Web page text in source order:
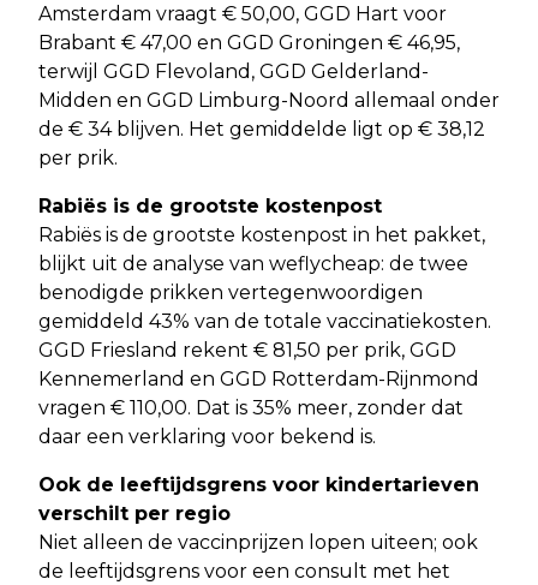
Amsterdam vraagt € 50,00, GGD Hart voor
Brabant € 47,00 en GGD Groningen € 46,95,
terwijl GGD Flevoland, GGD Gelderland-
Midden en GGD Limburg-Noord allemaal onder
de € 34 blijven. Het gemiddelde ligt op € 38,12
per prik.
Rabiës is de grootste kostenpost
Rabiës is de grootste kostenpost in het pakket,
blijkt uit de analyse van weflycheap: de twee
benodigde prikken vertegenwoordigen
gemiddeld 43% van de totale vaccinatiekosten.
GGD Friesland rekent € 81,50 per prik, GGD
Kennemerland en GGD Rotterdam-Rijnmond
vragen € 110,00. Dat is 35% meer, zonder dat
daar een verklaring voor bekend is.
Ook de leeftijdsgrens voor kindertarieven
verschilt per regio
Niet alleen de vaccinprijzen lopen uiteen; ook
de leeftijdsgrens voor een consult met het